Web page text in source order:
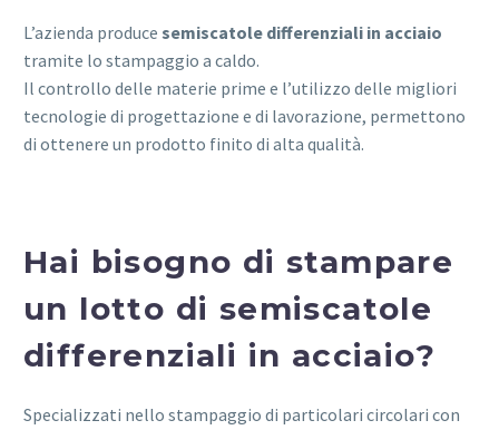
L’azienda produce semiscatole differenziali in acciaio
tramite lo stampaggio a caldo.
Il controllo delle materie prime e l’utilizzo delle migliori
tecnologie di progettazione e di lavorazione, permettono
di ottenere un prodotto finito di alta qualità.
Hai bisogno di stampare
un lotto di semiscatole
differenziali in acciaio?
Specializzati nello stampaggio di particolari circolari con